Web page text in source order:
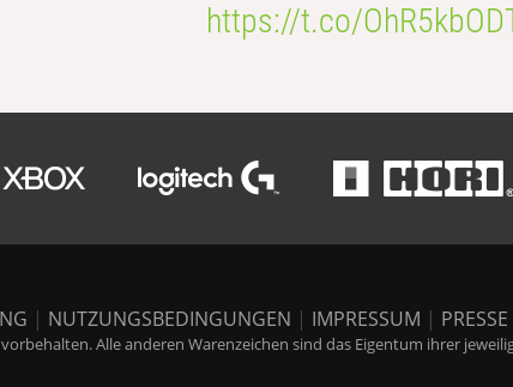
https://t.co/
| NUTZUNGSBEDINGUNGEN | IMPRESSUM | PRESSE
Alle anderen Warenzeichen sind das Eigentum ihrer